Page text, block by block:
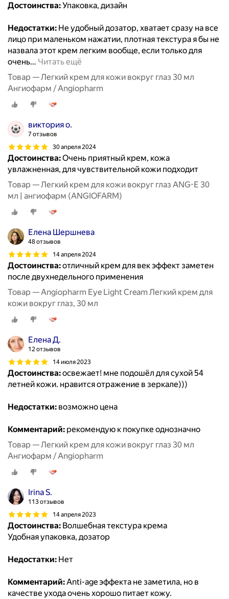
Достоинства:Упаковка, дизайн
Недостатки: Не удобный дозатор, хватает сразу на все
лицо при маленьком нажатии, плотная текстура я бы не
назвала этот крем легким вообще, если только для
очень… Читать ещё
Товар — Легкий крем для кожи вокруг глаз 30 мл
Ангиофарм / Angiopharm
виктория о.
7 отзывов
30 апреля 2024
Достоинства:Очень приятный крем, кожа
увлажненная, для чувствительной кожи подходит
Товар — Легкий крем для кожи вокруг глаз ANG-E 30
мл | ангиофарм (ANGIOFARM)
Елена Шершнева
48 отзывов
14 апреля 2024
Достоинства:отличный крем для век эффект заметен
после двухнедельного применения
Товар — Angiopharm Eye Light Cream Легкий крем для
кожи вокруг глаз, 30 мл
Елена Д.
12 отзывов
14 июля 2023
Достоинства:освежает! мне подошёл для сухой 54
летней кожи. нравится отражение в зеркале)))
Недостатки: возможно цена
Комментарий: рекомендую к покупке однозначно
Товар — Легкий крем для кожи вокруг глаз 30 мл
Ангиофарм / Angiopharm
Irina S.
113 отзывов
14 апреля 2023
Достоинства: Волшебная текстура крема
Удобная упаковка, дозатор
Недостатки: Нет
Комментарий:Anti-age эффекта не заметила, но в
качестве ухода очень хорошо питает кожу.